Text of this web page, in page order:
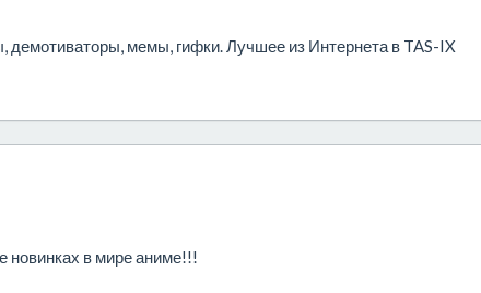
мемы, гифки. Лучшее из Интернета в TAS-IX
новинках в мире аниме!!!